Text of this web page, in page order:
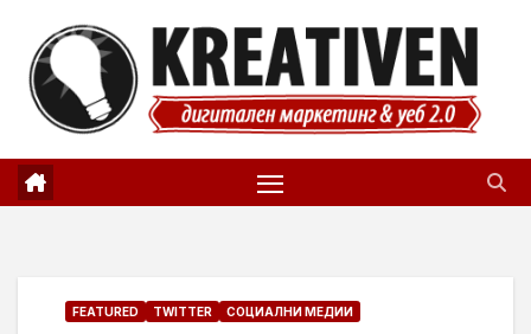
content
FEATURED TWITTER СОЦИАЛНИ МЕДИИ